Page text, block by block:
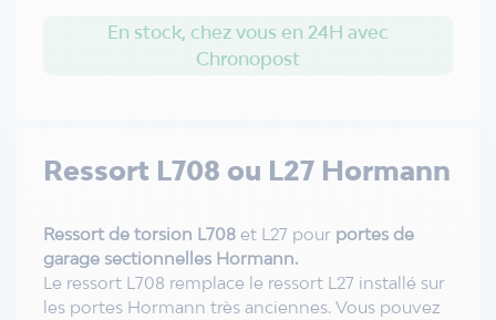
Ressort L708 ou L27 Hormann
Ressort de torsion L708 et L27 pour portes de
garage sectionnelles Hormann.
Le ressort L708 remplace le ressort L27 installé sur
les portes Hormann très anciennes. Vous pouvez
En stock, chez vous en 24H avec
Chronopost